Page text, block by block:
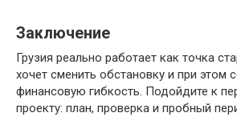
Заключение
Грузия реально работает как точка
хочет сменить обстановку и при этом
финансовую гибкость. Подойдите к
проекту: план, проверка и пробный